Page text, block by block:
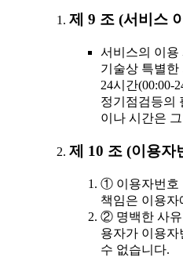
제 9 조 (서비스
서비스의 이용
기술상 특별한
24시간(00:00-
정기점검등의
이나 시간은
제 10 조 (이용자
① 이용자번호
책임은 이용자
② 명백한 사유
용자가 이용
수 없습니다.